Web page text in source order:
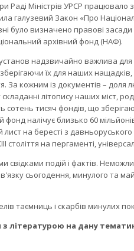
Раді Міністрів УРСР працювало
галузевий Закон «Про
було визначено правові
архівний фонд (НАФ).
надзвичайно важлива для
їх для наших нащадків,
За кожним із документів – доля
літопису наших міст,
сотень тисяч фондів, що
фонд налічує близько 60
на бересті з
століття на пергаменті,
свідками подій і фактів.
сьогодення, минулого та
таємниць і скарбів минулих
літературою на дану